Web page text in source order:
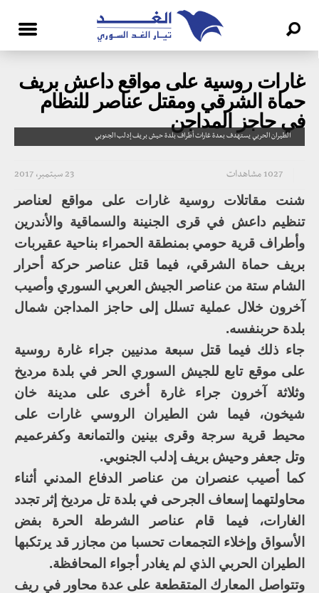
غارات روسية على مواقع داعش بريف
حماة الشرقي ومقتل عناصر للنظام
في حاجز المداجن
الطيران الحربي يستهدف بعدة غارات أطراف بلدة حيش بريف إدلب الجنوبي
23 سبتمبر، 2017 1027 مشاهدات
شنت مقاتلات روسية غارات على مواقع لعناصر
تنظيم داعش في قرى الجنينة والسماقية والأندرين
وأطراف قرية حومي بمنطقة الحمراء بناحية عقيربات
بريف حماة الشرقي، فيما قتل عناصر حركة أحرار
الشام ستة من عناصر الجيش العربي السوري وأصيب
آخرون خلال عملية تسلل إلى حاجز المداجن شمال
بلدة حربنفسه.
جاء ذلك فيما قتل سبعة مدنيين جراء غارة روسية
على موقع تابع للجيش السوري الحر في بلدة مرديخ
وثلاثة آخرون جراء غارة أخرى على مدينة خان
شيخون، فيما شن الطيران الروسي غارات على
محيط قرية سرجة وقرى بينين والتمانعة وكفرعميم
وتل جعفر وحيش بريف إدلب الجنوبي.
كما أصيب عنصران من عناصر الدفاع المدني أثناء
محاولتهما إسعاف الجرحى في بلدة تل مرديخ إثر تجدد
الغارات، فيما قام عناصر الشرطة الحرة بفض
الأسواق وإخلاء التجمعات تحسبا من مجازر قد يرتكبها
الطيران الحربي الذي لم يغادر أجواء المحافظة.
وتتواصل المعارك المتقطعة على عدة محاور في ريف